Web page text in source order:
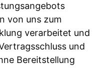
von uns zum
verarbeitet und
und
Bereitstellung